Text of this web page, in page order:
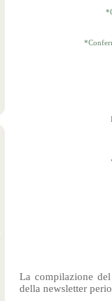
La compilazione
della newsletter